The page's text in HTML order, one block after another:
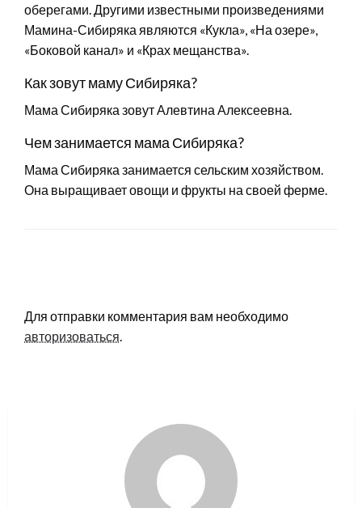
оберегами. Другими известными произведениями
Мамина-Сибиряка являются «Кукла», «На озере»,
«Боковой канал» и «Крах мещанства».
Как зовут маму Сибиряка?
Мама Сибиряка зовут Алевтина Алексеевна.
Чем занимается мама Сибиряка?
Мама Сибиряка занимается сельским хозяйством.
Она выращивает овощи и фрукты на своей ферме.
Для отправки комментария вам необходимо
авторизоваться.